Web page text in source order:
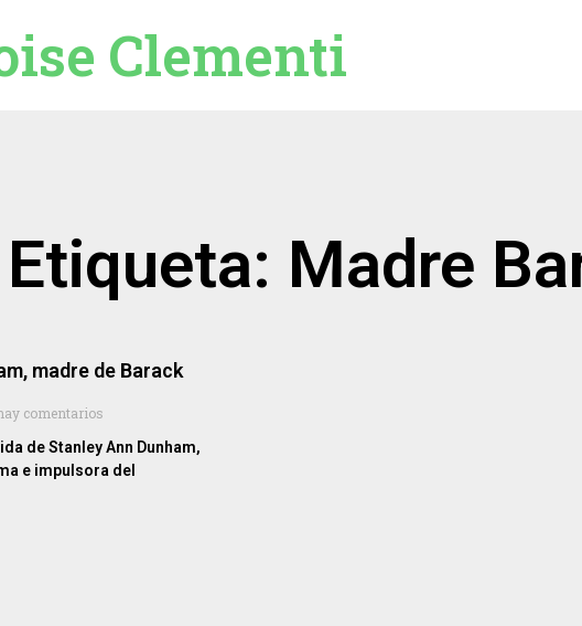
Clementi
Etiqueta: Madre
madre de Barack
comentarios
de Stanley Ann Dunham,
e impulsora del